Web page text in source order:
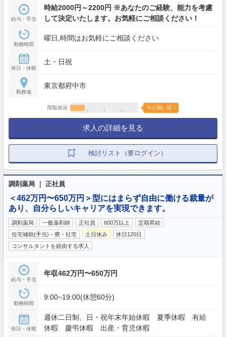
給与・手当
時給2000円～2200円 ※あなたのご経験、能力を考慮
して決定いたします。お気軽にご相談ください！
勤務時間
曜日,時間はお気軽にご相談ください
休日・休暇
土・日祝
勤務地
東京都府中市
閲覧状況 今が狙い目！
求人の詳細を見る
検討リスト（要ログイン）
調剤薬局 ｜ 正社員
＜462万円〜650万円＞型にはまらず自由に働ける裁量が
あり、自分らしいキャリアを実現できます。
調剤薬局 一般薬剤師 正社員 600万以上
定期昇給
住宅補助(手当)・寮・社宅
土日休み
休日120日
コンサルタントを経由する求人
給与・手当
年収462万円〜650万円
勤務時間
9:00~19:00(休憩60分)
休日・休暇
週休二日制、日・祝年末年始休暇 夏季休暇 有給
休暇 慶弔休暇 出産・育児休暇